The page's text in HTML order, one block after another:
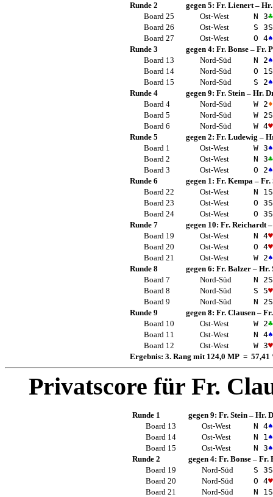
Runde 2
gegen 5: Fr. Lienert–
Board 25
Ost-West N 3♣
Board 26
Ost-West S 3
Board 27
Ost-West O 4♠
Runde 3
gegen 4: Fr. Bonse – Fr.
Board 13
Nord-Süd N 2♠
Board 14
Nord-Süd O 1
Board 15
Nord-Süd S 2♠
Runde 4
gegen 9: Fr. Stein – Hr.
Board 4
Nord-Süd W 2♦
Board 5
Nord-Süd W 2
Board 6
Nord-Süd W 4♥
Runde 5
gegen 2: Fr. Ludewig –
Board 1
Ost-West W 3♠
Board 2
Ost-West N 3♣
Board 3
Ost-West O 2♠
Runde 6
gegen 1: Fr. Kempa – Fr.
Board 22
Ost-West N 1
Board 23
Ost-West O 3
Board 24
Ost-West O 3
Runde 7
gegen 10: Fr. Reichardt
Board 19
Ost-West N 4♥
Board 20
Ost-West O 4♥
Board 21
Ost-West W 2♠
Runde 8
gegen 6: Fr. Balzer – Hr.
Board 7
Nord-Süd N 2
Board 8
Nord-Süd S 5♥
Board 9
Nord-Süd N 2
Runde 9
gegen 8: Fr. Clausen –
Board 10
Ost-West W 2♣
Board 11
Ost-West N 4♠
Board 12
Ost-West W 3♥
Ergebnis: 3. Rang mit 124,0 MP = 57,41
Privatscore für Fr.
Runde 1 gegen 9: Fr. Stein– Hr.
Board 13
Ost-West N 4♠
Board 14
Ost-West N 1 ♠
Board 15
Ost-West N 3♠
Runde 2
gegen 4: Fr. Bonse– Fr.
Board 19
Nord-Süd S 3
Board 20
Nord-Süd O 4♥
Board 21
Nord-Süd N 1